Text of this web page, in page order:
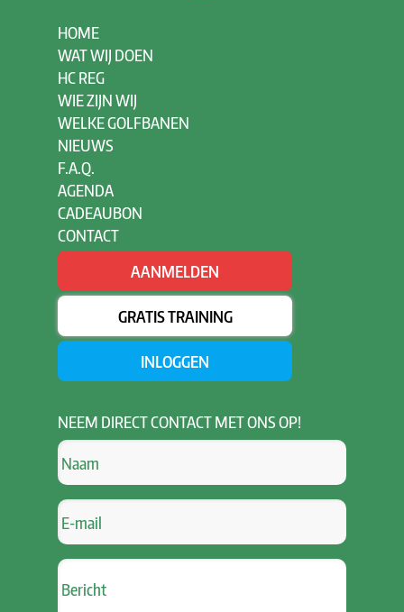
HOME
WAT WIJ DOEN
HC REG
WIE ZIJN WIJ
WELKE GOLFBANEN
NIEUWS
F.A.Q.
AGENDA
CADEAUBON
CONTACT
AANMELDEN
GRATIS TRAINING
INLOGGEN
NEEM DIRECT CONTACT MET ONS OP!